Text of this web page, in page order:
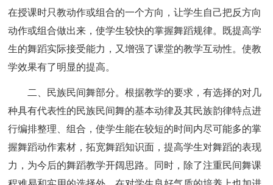
在授课时只教动作或组合的一个方向，让学生自己把反方向
动作或组合做出来，使学生较快的掌握舞蹈规律。既提高学
生的舞蹈实际接受能力，又增强了课堂的教学互动性。使教
学效果有了明显的提高。
二、民族民间舞部分。根据教学的要求，有选择的对几
种具有代表性的民族民间舞的基本动律及其民族韵律特点进
行编排整理、组合，使学生能在较短的时间内尽可能多的掌
握舞蹈动作素材，拓宽舞蹈知识面，提高学生对舞蹈的表现
力，为今后的舞蹈教学开阔思路。同时，除了注重民间舞课